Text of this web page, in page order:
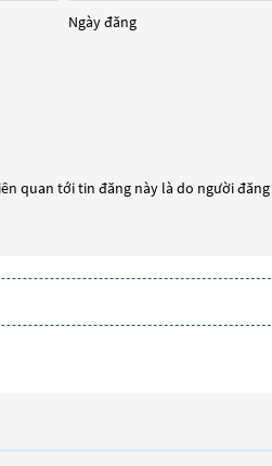
Ngày đăng
quan tới tin đăng này là do người